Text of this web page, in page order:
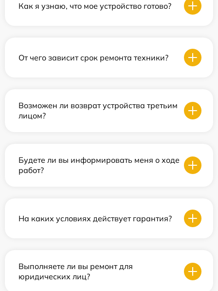
Как я узнаю, что мое устройство готово?
От чего зависит срок ремонта техники?
Возможен ли возврат устройства третьим
лицом?
Будете ли вы информировать меня о ходе
работ?
На каких условиях действует гарантия?
Выполняете ли вы ремонт для
юридических лиц?